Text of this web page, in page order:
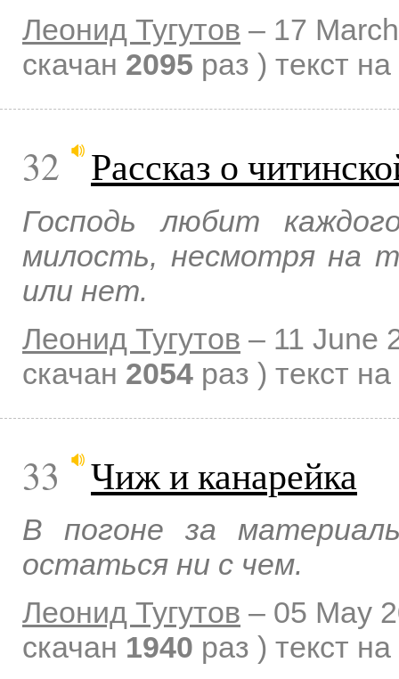
Леонид Тугутов – 17
скачан 2095 раз ) текст
32 Рассказ о
Господь любит
милость, несмотря на
или нет.
Леонид Тугутов – 11 June
скачан 2054 раз ) текст
33 Чиж и канарейка
В погоне за
остаться ни с чем.
Леонид Тугутов – 05 May
скачан 1940 раз ) текст